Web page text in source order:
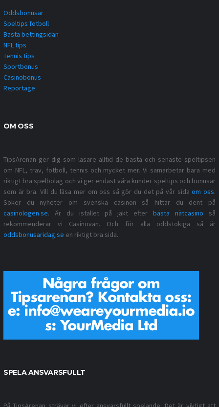
Oddsbonusar
Speltips fotboll
Bästa bettingsidan
NFL tips
Tennis tips
Sportbonus
Casinobonus
Reportage
OM OSS
TipsArenan ger dig som läsare alltid de bästa och senaste speltipsen
om NFL, trav, fotboll, tennis och mycket mer. Vi samarbetar bara med
riktigt bra spelbolag och vi ger endast våra kunder speltips och bonusar
som är bra. Vill du läsa mer om oss så gör du det på vår sidaom oss.
Söker du nyheter om svenska casinon så hittar du dent på
casinologen.se. Är du istället på jakt efter bästa nätcasino så
rekommenderar vi Casinovan. Och för alla oddstokiga så är
oddsbonusaridag.se en riktigt bra sida.
SPELA ANSVARSFULLT